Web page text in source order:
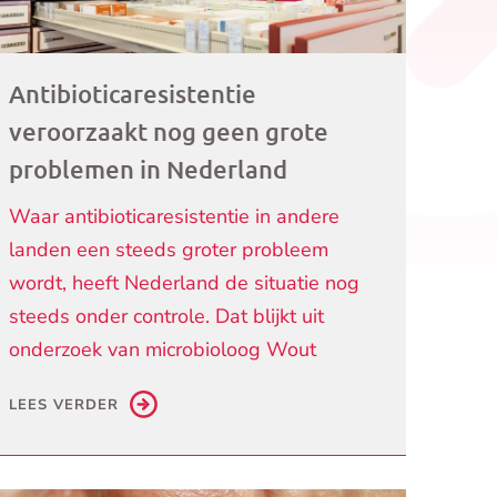
Antibioticaresistentie
veroorzaakt nog geen grote
problemen in Nederland
Waar antibioticaresistentie in andere
landen een steeds groter probleem
wordt, heeft Nederland de situatie nog
steeds onder controle. Dat blijkt uit
onderzoek van microbioloog Wout
LEES VERDER